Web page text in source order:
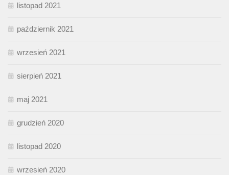
listopad 2021
październik 2021
wrzesień 2021
sierpień 2021
maj 2021
grudzień 2020
listopad 2020
wrzesień 2020